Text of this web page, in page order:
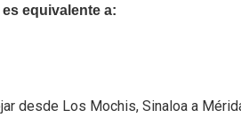
es equivalente a:
desde Los Mochis, Sinaloa a